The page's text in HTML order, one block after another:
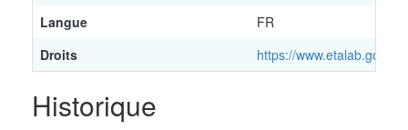
Langue
FR
Droits
https://
Historique